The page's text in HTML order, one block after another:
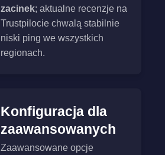
zacinek; aktualne recenzje na
Trustpilocie chwalą stabilnie
niski ping we wszystkich
regionach.
Konfiguracja dla
zaawansowanych
Zaawansowane opcje